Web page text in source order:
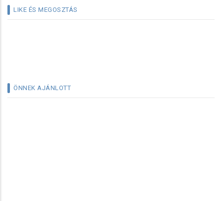
LIKE ÉS MEGOSZTÁS
ÖNNEK AJÁNLOTT